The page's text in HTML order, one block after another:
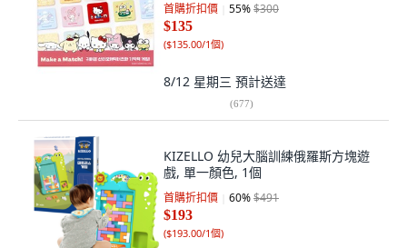
首購折扣價 55%$300
$135
($135.00/1個)
8/12 星期三 預計送達
(677)
KIZELLO 幼兒大腦訓練俄羅斯方塊遊
戲, 單一顏色, 1個
首購折扣價 60%$491
$193
($193.00/1個)